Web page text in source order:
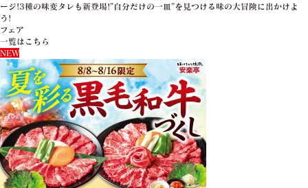
ージ!3種の味変タレも新登場!”自分だけの一皿”を見つける味の大冒険に出かけよ
う!
フェア
一覧はこちら
NEW